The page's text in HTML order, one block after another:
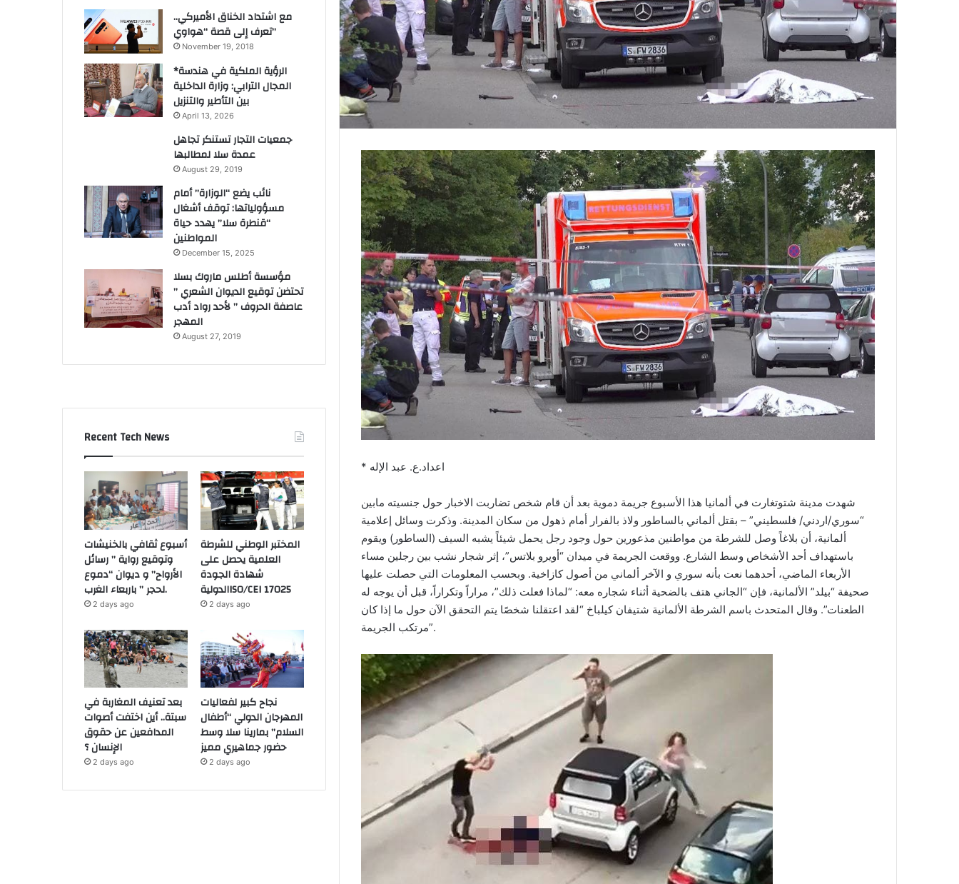
* اعداد.ع. عبد الإله
شهدت مدينة شتوتغارت في ألمانيا هذا الأسبوع جريمة دموية بعد أن قام شخص تضاربت الاخبار حول جنسيته مابين
“سوري/اردني/ فلسطيني” – بقتل ألماني بالساطور ولاذ بالفرار أمام ذهول من سكان المدينة. وذكرت وسائل إعلامية
ألمانية، أن بلاغاً وصل للشرطة من مواطنين مذعورين حول وجود رجل يحمل شيئاً يشبه السيف (الساطور) ويقوم
باستهداف أحد الأشخاص وسط الشارع. ووقعت الجريمة في ميدان “أويرو بلاتس”، إثر شجار نشب بين رجلين مساء
الأربعاء الماضي، أحدهما نعت بأنه سوري و الآخر ألماني من أصول كازاخية. وبحسب المعلومات التي حصلت عليها
صحيفة “بيلد” الألمانية، فإن “الجاني هتف بالضحية أثناء شجاره معه: “لماذا فعلت ذلك”، مراراً وتكراراً، قبل أن يوجه له
الطعنات”. وقال المتحدث باسم الشرطة الألمانية شتيفان كيلباخ “لقد اعتقلنا شخصًا يتم التحقق الآن حول ما إذا كان
مرتكب الجريمة”.
مع اشتداد الخناق الأميركي..
تعرف إلى قصة “هواوي”
November 19, 2018
*الرؤية الملكية في هندسة
المجال الترابي: وزارة الداخلية
بين التأطير والتنزيل
April 13, 2026
جمعيات التجار تستنكر تجاهل
عمدة سلا لمطالبها
August 29, 2019
نائب يضع “الوزارة” أمام
مسؤولياتها: توقف أشغال
“قنطرة سلا” يهدد حياة
المواطنين
December 15, 2025
مؤسسة أطلس ماروك بسلا
تحتضن توقيع الديوان الشعري ”
عاصفة الحروف ” لأحد رواد أدب
المهجر
August 27, 2019
Recent Tech News
أسبوع ثقافي بالخنيشات
وتوقيع رواية ” رسائل
الأرواح” و ديوان “دموع
لحجر ” باربعاء الغرب.
2 days ago
المختبر الوطني للشرطة
العلمية يحصل على
شهادة الجودة
الدوليةISO/CEI 17025
2 days ago
بعد تعنيف المغاربة في
سبتة.. أين اختفت أصوات
المدافعين عن حقوق
الإنسان ؟
2 days ago
نجاح كبير لفعاليات
المهرجان الدولي “أطفال
السلام” بمارينا سلا وسط
حضور جماهيري مميز
2 days ago